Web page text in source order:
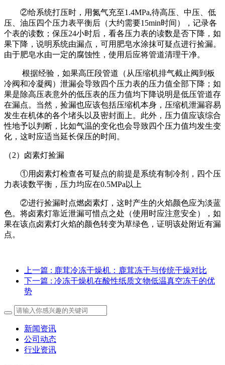
②给系统打压时，用氮气充至1.4MPa,待高压、中压、低
压、油压四个压力表平衡后（大约需要15min时间），记录各
个表的读数；保压24小时后，看各压力表的读数是否下降，如
果下降，说明系统由漏点，可用肥皂水涂抹可疑点进行捡漏。
由于肥皂水由一定的腐蚀性，使用后应将管道清理干净。
根据经验，如果高圧段管道（从压缩机排气截止阀到板
冷阀和冷凝阀）泄漏会导致四个压力表的压力值全部下降；如
果是除高压表意外的低压表的压力值均下降说明是低压管道存
在漏点。当然，捡漏也应该包括压缩机本身，压缩机泄漏容易
发生在机体的各个堵头以及密封面上。此外，压力值应该综合
性地予以判断，比如气温的变化也会导致四个压力值均发生变
化，这时应适当延长保压的时间。
（2）卤素灯捡漏
①用卤素灯检查各可疑点的前提是系统有制冷剂，四个压
力表读数平衡，压力均应在0.5MPa以上
②进行捡漏时点燃卤素灯，这时产生的火焰颜色应为淡蓝
色。将卤素灯靠近泄漏可惜点之处（使用时应注意安全），如
果在该点卤素灯火焰的颜色转变为草绿色，证明该处附近有漏
点。
上一篇 : 鹿茸冷冻干燥机：鹿茸冻干与传统干燥对比
下一篇 : 冷冻干燥机在酸性纸质文物低温真空冻干的优
势
新闻资讯
公司动态
行业资讯